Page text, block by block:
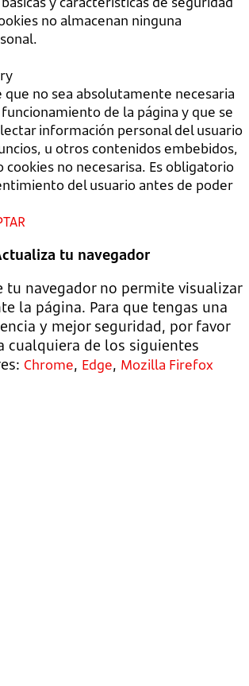
no almacenan ninguna
que no sea absolutamente necesaria
de la página y que se
información personal del usuario
u otros contenidos embebidos,
cookies no necesarisa. Es obligatorio
del usuario antes de poder
tu navegador
tu navegador no permite visualizar
la página. Para que tengas una
y mejor seguridad, por favor
cualquiera de los siguientes
Chrome, Edge, Mozilla Firefox